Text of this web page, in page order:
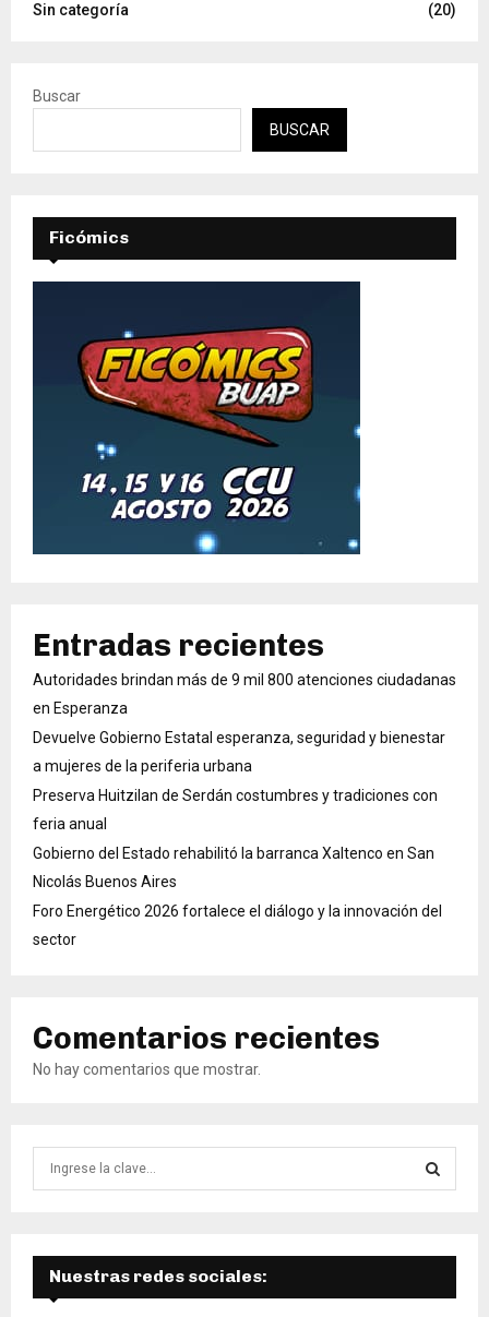
Sin categoría
(20)
Buscar
BUSCAR
Ficómics
Entradas recientes
Autoridades brindan más de 9 mil 800 atenciones ciudadanas
en Esperanza
Devuelve Gobierno Estatal esperanza, seguridad y bienestar
a mujeres de la periferia urbana
Preserva Huitzilan de Serdán costumbres y tradiciones con
feria anual
Gobierno del Estado rehabilitó la barranca Xaltenco en San
Nicolás Buenos Aires
Foro Energético 2026 fortalece el diálogo y la innovación del
sector
Comentarios recientes
No hay comentarios que mostrar.
d
Ú
S
Nuestras redes sociales: